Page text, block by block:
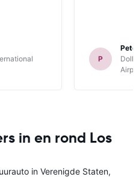
P
Peter
in en rond Los
in Verenigde Staten,